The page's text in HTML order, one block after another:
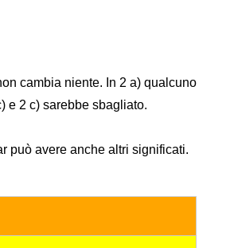
cambia niente. In 2 a) qualcuno
e 2 c) sarebbe sbagliato.
può avere anche altri significati.